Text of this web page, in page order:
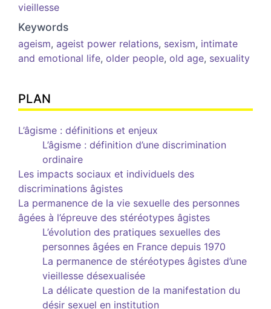
vieillesse
Keywords
ageism, ageist power relations, sexism, intimate
and emotional life, older people, old age, sexuality
PLAN
L’âgisme : définitions et enjeux
L’âgisme : définition d’une discrimination
ordinaire
Les impacts sociaux et individuels des
discriminations âgistes
La permanence de la vie sexuelle des personnes
âgées à l’épreuve des stéréotypes âgistes
L’évolution des pratiques sexuelles des
personnes âgées en France depuis 1970
La permanence de stéréotypes âgistes d’une
vieillesse désexualisée
La délicate question de la manifestation du
désir sexuel en institution